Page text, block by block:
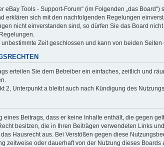
eBay Tools - Support-Forum“ (im Folgenden „das
erklären sich mit den nachfolgenden Regelungen
nicht einverstanden sind, so dürfen Sie das Board
Zeit geschlossen und kann von beiden
erteilen Sie dem Betreiber ein einfaches, zeitlich und
2, Unterpunkt a bleibt auch nach Kündigung des
eines Beitrags, dass er keine Inhalte enthält, die gegen
besitzen, die in Ihren Beiträgen verwendeten Links
Hausrecht aus. Bei Verstößen gegen diese
zeitweise oder dauerhaft von der Nutzung dieses